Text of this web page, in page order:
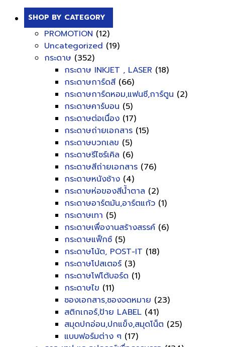
SHOP BY CATEGORY
PROMOTION (12)
Uncategorized (19)
กระดาษ (352)
กระดาษ INKJET , LASER (18)
กระดาษการ์ดสี (66)
กระดาษการ์ดหอม,แฟนซี,การ์ตูน (2)
กระดาษคาร์บอน (5)
กระดาษต่อเนื่อง (17)
กระดาษถ่ายเอกสาร (15)
กระดาษบวกเลข (5)
กระดาษรีไซร์เคิล (6)
กระดาษสีถ่ายเอกสาร (76)
กระดาษหนังช้าง (4)
กระดาษห่อของสีน้ำตาล (2)
กระดาษอาร์ตมัน,อาร์ตแก้ว (1)
กระดาษเทา (5)
กระดาษเพื่องานสร้างสรรค์ (6)
กระดาษแฟ็กซ์ (5)
กระดาษโน้ต, POST-IT (18)
กระดาษโปสเตอร์ (3)
กระดาษโฟโต้บอร์ด (1)
กระดาษไข (11)
ซองเอกสาร,ซองจดหมาย (23)
สติกเกอร์,ป้าย LABEL (41)
สมุดปกอ่อน,ปกแข็ง,สมุดโน็ต (25)
แบบฟอร์มต่าง ๆ (17)